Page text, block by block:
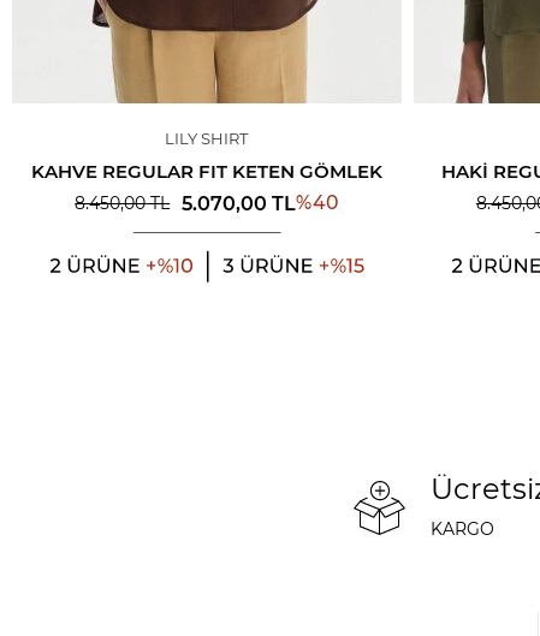
LILY SHIRT
KAHVE REGULAR FIT KETEN GÖMLEK
8.450,00TL 5.070,00 TL%40
HAKI
KARGO